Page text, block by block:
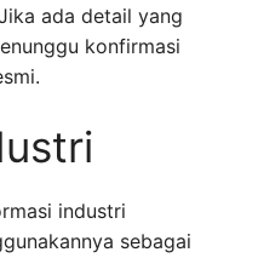
ada detail yang
konfirmasi
industri
sebagai